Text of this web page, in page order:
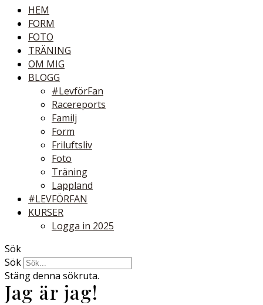
HEM
FORM
FOTO
TRÄNING
OM MIG
BLOGG
#LevförFan
Racereports
Familj
Form
Friluftsliv
Foto
Träning
Lappland
#LEVFÖRFAN
KURSER
Logga in 2025
Sök
Sök
Stäng denna sökruta.
Jag är jag!